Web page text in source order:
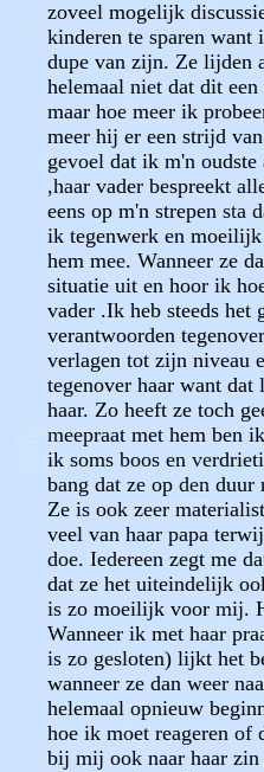
zoveel mogelijk
kinderen te sparen
dupe van zijn. Ze lijden
helemaal niet dat dit
maar hoe meer ik
meer hij er een strijd
gevoel dat ik m'n oudste
,haar vader bespreekt
eens op m'n strepen sta
ik tegenwerk en
hem mee. Wanneer ze
situatie uit en hoor ik
vader .Ik heb steeds het
verantwoorden
verlagen tot zijn niveau
tegenover haar want dat
haar. Zo heeft ze toch
meepraat met hem ben
ik soms boos en
bang dat ze op den
Ze is ook zeer
veel van haar papa
doe. Iedereen zegt me
dat ze het uiteindelijk
is zo moeilijk voor mij.
Wanneer ik met haar
is zo gesloten) lijkt het
wanneer ze dan weer
helemaal opnieuw
hoe ik moet reageren
bij mij ook naar haar